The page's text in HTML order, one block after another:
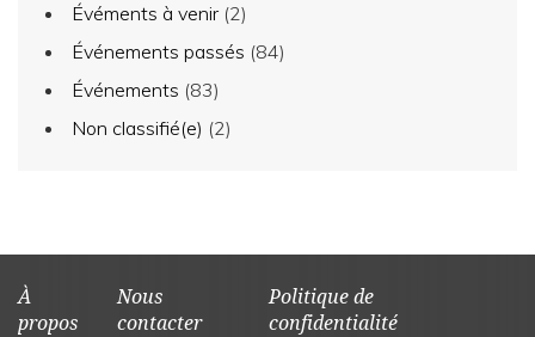
Évéments à venir (2)
Événements passés (84)
Événements (83)
Non classifié(e) (2)
À
propos
Nous
contacter
Politique de
confidentialité